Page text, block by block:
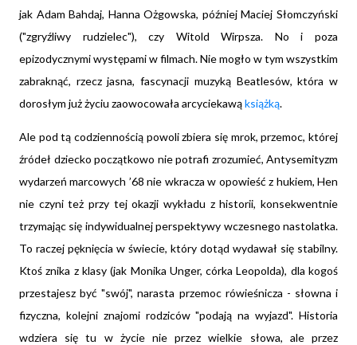
jak Adam Bahdaj, Hanna Ożgowska, później Maciej Słomczyński
("zgryźliwy rudzielec"), czy Witold Wirpsza. No i poza
epizodycznymi występami w filmach. Nie mogło w tym wszystkim
zabraknąć, rzecz jasna, fascynacji muzyką Beatlesów, która w
dorosłym już życiu zaowocowała arcyciekawąksiążką.
Ale pod tą codziennością powoli zbiera się mrok, przemoc, której
źródeł dziecko początkowo nie potrafi zrozumieć, Antysemityzm
wydarzeń marcowych ’68 nie wkracza w opowieść z hukiem, Hen
nie czyni też przy tej okazji wykładu z historii, konsekwentnie
trzymając się indywidualnej perspektywy wczesnego nastolatka.
To raczej pęknięcia w świecie, który dotąd wydawał się stabilny.
Ktoś znika z klasy (jak Monika Unger, córka Leopolda), dla kogoś
przestajesz być "swój", narasta przemoc rówieśnicza - słowna i
fizyczna, kolejni znajomi rodziców "podają na wyjazd". Historia
wdziera się tu w życie nie przez wielkie słowa, ale przez